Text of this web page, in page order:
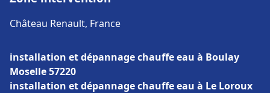
Château Renault, France
installation et dépannage chauffe eau à Boulay
Moselle 57220
installation et dépannage chauffe eau à Le Loroux